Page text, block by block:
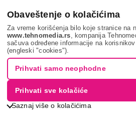
Obaveštenje o kolačićima
Za vreme korišćenja bilo koje stranice na
www.tehnomedia.rs , kompanija
sačuva određene informacije na
(engleski "cookies").
Saznaj više o kolačićima
Prihvati samo neophodne
Prihvati sve kolačiće
TRUST
TRUST
TRUST ponuda: